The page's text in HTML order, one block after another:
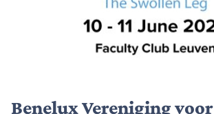
Benelux Vereniging voor